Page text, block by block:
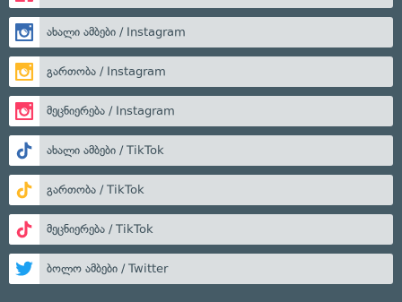
ახალი ამბები / Instagram
გართობა / Instagram
მეცნიერება / Instagram
ახალი ამბები / TikTok
გართობა / TikTok
მეცნიერება / TikTok
ბოლო ამბები / Twitter